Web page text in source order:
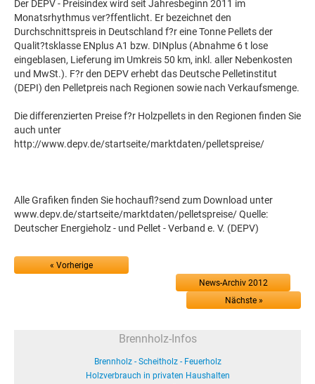
Der DEPV - Preisindex wird seit Jahresbeginn 2011 im
Monatsrhythmus ver?ffentlicht. Er bezeichnet den
Durchschnittspreis in Deutschland f?r eine Tonne Pellets der
Qualit?tsklasse ENplus A1 bzw. DINplus (Abnahme 6 t lose
eingeblasen, Lieferung im Umkreis 50 km, inkl. aller Nebenkosten
und MwSt.). F?r den DEPV erhebt das Deutsche Pelletinstitut
(DEPI) den Pelletpreis nach Regionen sowie nach Verkaufsmenge.
Die differenzierten Preise f?r Holzpellets in den Regionen finden Sie
auch unter
http://www.depv.de/startseite/marktdaten/pelletspreise/
Alle Grafiken finden Sie hochaufl?send zum Download unter
www.depv.de/startseite/marktdaten/pelletspreise/ Quelle:
Deutscher Energieholz - und Pellet - Verband e. V. (DEPV)
« Vorherige
News-Archiv 2012
Nächste »
Brennholz-Infos
Brennholz - Scheitholz - Feuerholz
Holzverbrauch in privaten Haushalten